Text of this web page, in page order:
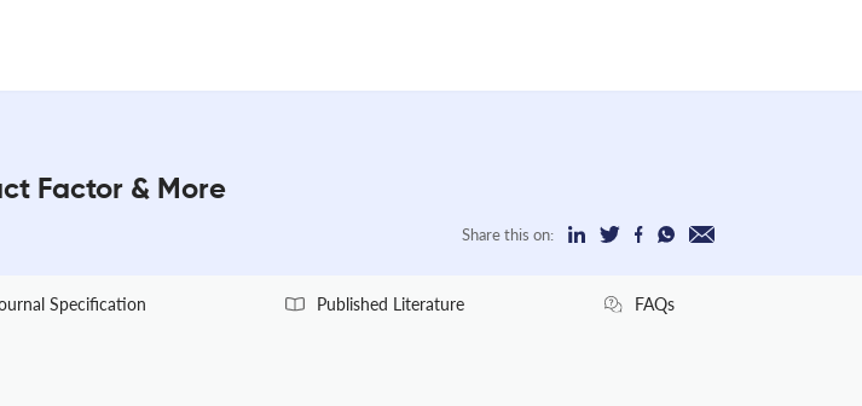
Factor & More
Share this on:
Specification Published Literature FAQs